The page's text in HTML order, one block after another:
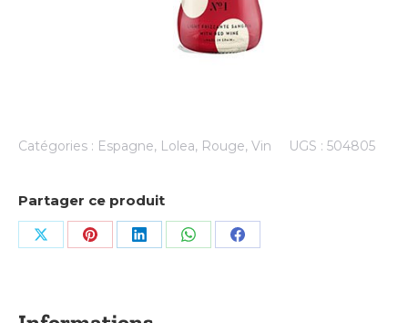
Catégories : Espagne, Lolea, Rouge, Vin UGS : 504805
Partager ce produit
Share Share Share Share Share